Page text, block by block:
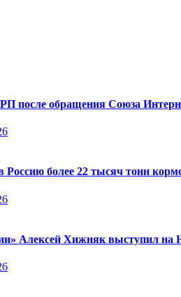
после обращения Союза
Россию более 22 тысяч тонн
Алексей Хижняк выступил на